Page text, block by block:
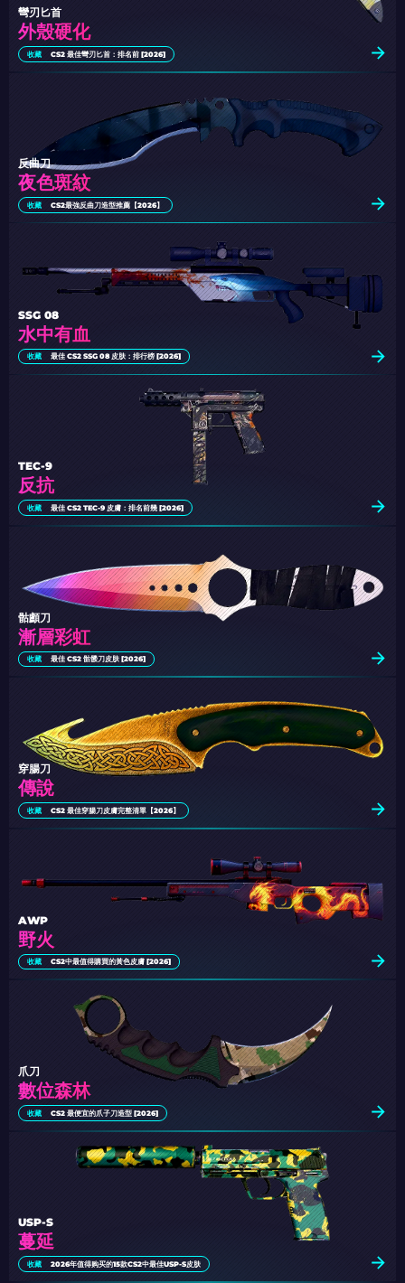
外殼硬化
彎刃匕首
收藏 CS2 最佳彎刃匕首：排名前 [2026]
夜色斑紋
反曲刀
收藏 CS2最強反曲刀造型推薦【2026】
水中有血
SSG 08
收藏 最佳 CS2 SSG 08 皮肤：排行榜 [2026]
反抗
TEC-9
收藏 最佳 CS2 TEC-9 皮膚：排名前幾 [2026]
漸層彩虹
骷顱刀
收藏 最佳 CS2 骷髅刀皮肤 [2026]
傳說
穿腸刀
收藏 CS2 最佳穿腸刀皮膚完整清單【2026】
野火
AWP
收藏 CS2中最值得購買的黃色皮膚 [2026]
數位森林
爪刀
收藏 CS2 最便宜的爪子刀造型 [2026]
蔓延
USP-S
收藏 2026年值得购买的15款CS2中最佳USP-S皮肤